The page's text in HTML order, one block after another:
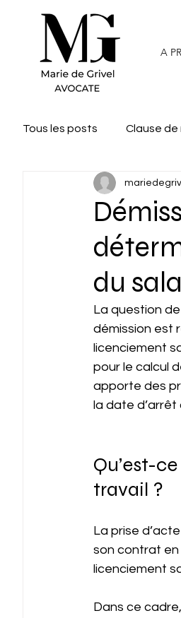
A
Tous les posts Clause
du
La question de
démission est
licenciement
pour le calcul
apporte des
la date d’arrêt
Qu’est-
travail ?
La prise
son contrat en
licenciement
Dans ce